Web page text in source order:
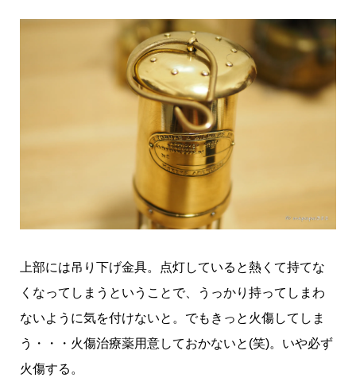
上部には吊り下げ金具。点灯していると熱くて持てな
くなってしまうということで、うっかり持ってしまわ
ないように気を付けないと。でもきっと火傷してしま
う・・・火傷治療薬用意しておかないと(笑)。いや必ず
火傷する。